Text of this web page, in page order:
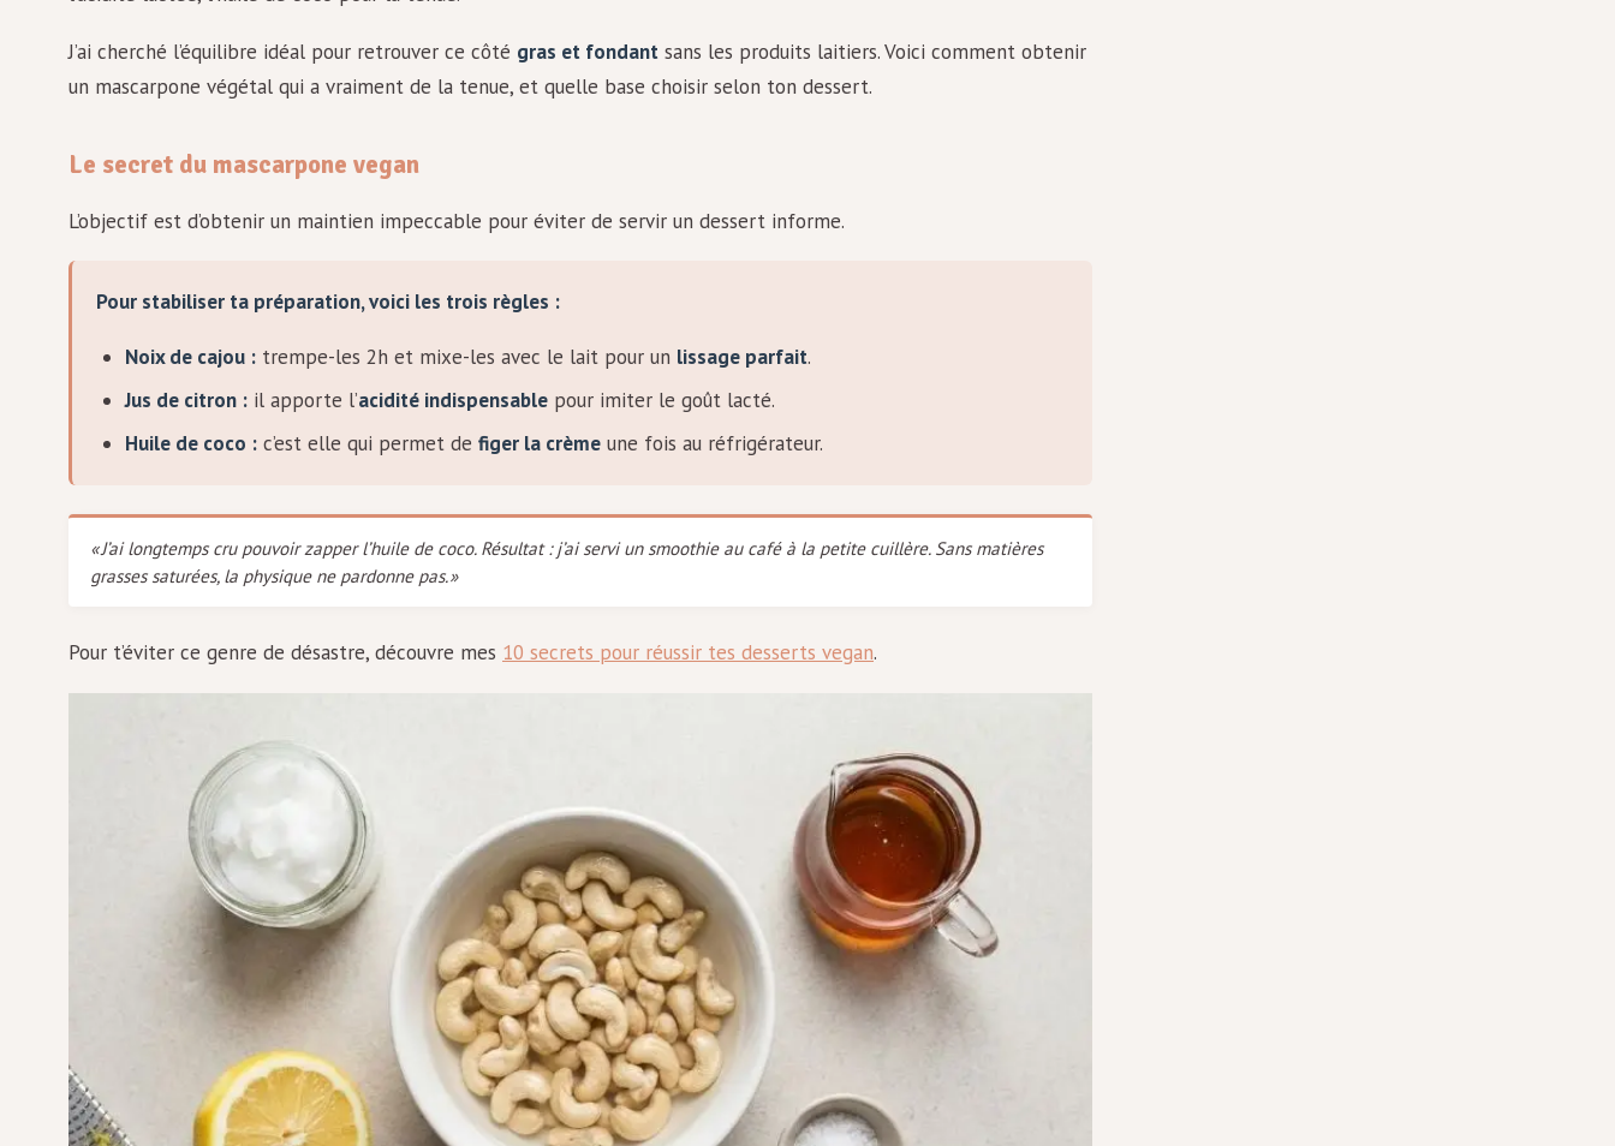
J’ai cherché l’équilibre idéal pour retrouver ce côté gras et fondant sans les produits laitiers. Voici comment obtenir
un mascarpone végétal qui a vraiment de la tenue, et quelle base choisir selon ton dessert.
Le secret du mascarpone vegan
L’objectif est d’obtenir un maintien impeccable pour éviter de servir un dessert informe.
Pour stabiliser ta préparation, voici les trois règles :
Noix de cajou :trempe-les 2h et mixe-les avec le lait pour un lissage parfait.
Jus de citron :il apporte l’acidité indispensablepour imiter le goût lacté.
Huile de coco :c’est elle qui permet de figer la crèmeune fois au réfrigérateur.
« J’ai longtemps cru pouvoir zapper l’huile de coco. Résultat : j’ai servi un smoothie au café à la petite cuillère. Sans matières
grasses saturées, la physique ne pardonne pas. »
Pour t’éviter ce genre de désastre, découvre mes 10 secrets pour réussir tes desserts vegan.